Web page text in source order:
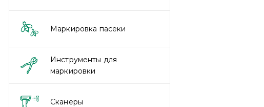
Маркировка пасеки
Инструменты для
маркировки
Сканеры